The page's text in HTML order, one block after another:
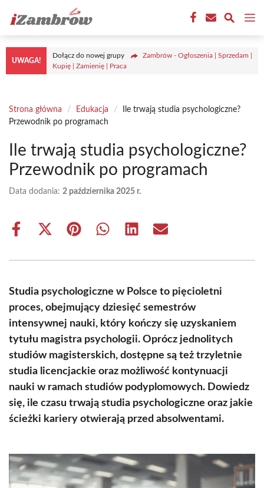
treści
UWAGA!
Dołącz do nowej grupy
Zambrów - Ogłoszenia | Sprzedam |
Kupię | Zamienię | Praca
Strona główna / Edukacja /
Ile trwają studia psychologiczne?
Przewodnik po programach
Ile trwają studia psychologiczne?
Przewodnik po programach
Data dodania: 2 października 2025 r.
Share
Share
(Twitter)
Share Share Share Share
Studia psychologiczne w Polsce to pięcioletni
proces, obejmujący dziesięć semestrów
intensywnej nauki, który kończy się uzyskaniem
tytułu magistra psychologii. Oprócz jednolitych
studiów magisterskich, dostępne są też trzyletnie
studia licencjackie oraz możliwość kontynuacji
nauki w ramach studiów podyplomowych. Dowiedz
się, ile czasu trwają studia psychologiczne oraz jakie
ścieżki kariery otwierają przed absolwentami.